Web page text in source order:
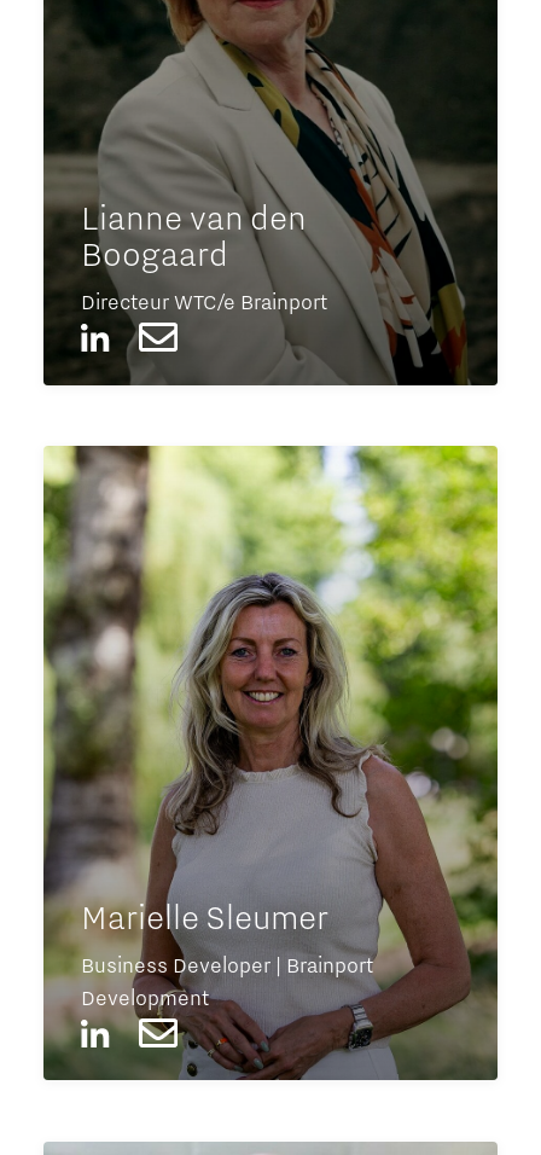
Lianne van den
Boogaard
Directeur WTC/e Brainport
Marielle Sleumer
Business Developer | Brainport
Development